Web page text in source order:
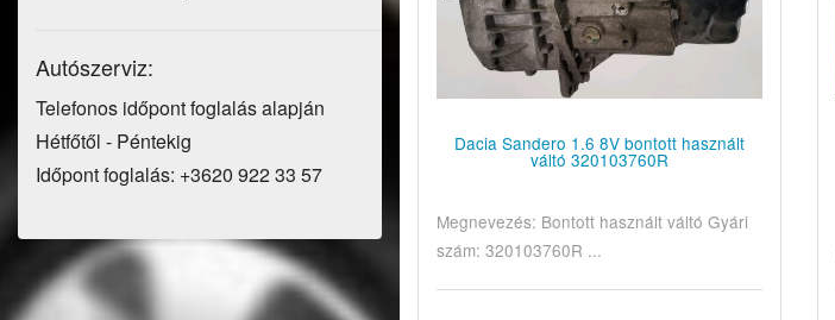
Dacia Sandero 1.6 8V bontott használt
váltó 320103760R
Megnevezés: Bontott használt váltó Gyári
szám: 320103760R ...
Autószerviz:
Telefonos időpont foglalás alapján
Hétfőtől - Péntekig
Időpont foglalás: +3620 922 33 57